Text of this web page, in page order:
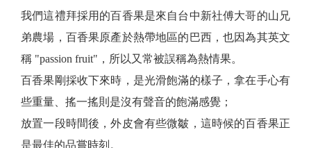
我們這禮拜採用的百香果是來自台中新社傅大哥的山兄
弟農場，百香果原產於熱帶地區的巴西，也因為其英文
稱 "passion fruit"，所以又常被誤稱為熱情果。
百香果剛採收下來時，是光滑飽滿的樣子，拿在手心有
些重量、搖一搖則是沒有聲音的飽滿感覺；
放置一段時間後，外皮會有些微皺，這時候的百香果正
是最佳的品嘗時刻。